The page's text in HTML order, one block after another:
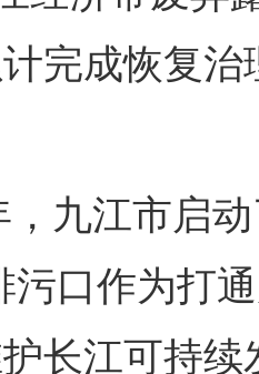
完成恢复
江市启动
污口作为打
长江可持续